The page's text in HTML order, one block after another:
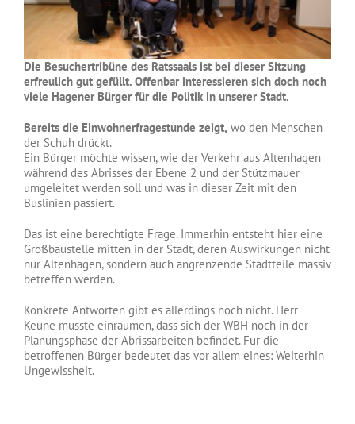
Die Besuchertribüne des Ratssaals ist bei dieser Sitzung
erfreulich gut gefüllt. Offenbar interessieren sich doch noch
viele Hagener Bürger für die Politik in unserer Stadt.
Bereits die Einwohnerfragestunde zeigt, wo den Menschen
der Schuh drückt.
Ein Bürger möchte wissen, wie der Verkehr aus Altenhagen
während des Abrisses der Ebene 2 und der Stützmauer
umgeleitet werden soll und was in dieser Zeit mit den
Buslinien passiert.
Das ist eine berechtigte Frage. Immerhin entsteht hier eine
Großbaustelle mitten in der Stadt, deren Auswirkungen nicht
nur Altenhagen, sondern auch angrenzende Stadtteile massiv
betreffen werden.
Konkrete Antworten gibt es allerdings noch nicht. Herr
Keune musste einräumen, dass sich der WBH noch in der
Planungsphase der Abrissarbeiten befindet. Für die
betroffenen Bürger bedeutet das vor allem eines: Weiterhin
Ungewissheit.